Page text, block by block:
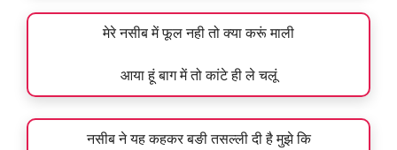
मेरे नसीब में फूल नही तो क्या करूं माली
आया हूं बाग में तो कांटे ही ले चलूं
नसीब ने यह कहकर बङी तसल्ली दी है मुझे कि